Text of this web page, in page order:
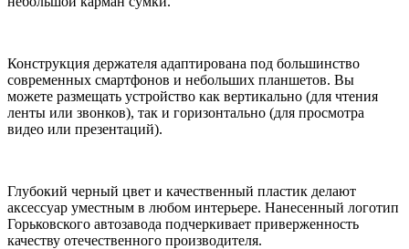
Конструкция держателя адаптирована под большинство
современных смартфонов и небольших планшетов. Вы
можете размещать устройство как вертикально (для чтения
ленты или звонков), так и горизонтально (для просмотра
видео или презентаций).
Глубокий черный цвет и качественный пластик делают
аксессуар уместным в любом интерьере. Нанесенный логотип
Горьковского автозавода подчеркивает приверженность
качеству отечественного производителя.